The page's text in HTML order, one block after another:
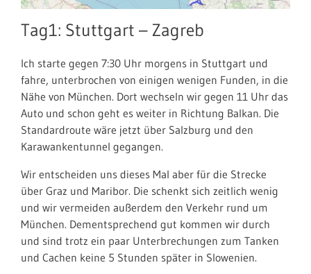
Tag1: Stuttgart – Zagreb
Ich starte gegen 7:30 Uhr morgens in Stuttgart und
fahre, unterbrochen von einigen wenigen Funden, in die
Nähe von München. Dort wechseln wir gegen 11 Uhr das
Auto und schon geht es weiter in Richtung Balkan. Die
Standardroute wäre jetzt über Salzburg und den
Karawankentunnel gegangen.
Wir entscheiden uns dieses Mal aber für die Strecke
über Graz und Maribor. Die schenkt sich zeitlich wenig
und wir vermeiden außerdem den Verkehr rund um
München. Dementsprechend gut kommen wir durch
und sind trotz ein paar Unterbrechungen zum Tanken
und Cachen keine 5 Stunden später in Slowenien.